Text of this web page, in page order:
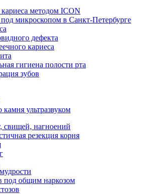
методом ICON
микроскопом в Санкт-Петербурге
дефекта
кариеса
гигиена полости рта
зубов
камня ультразвуком
свищей, нагноений
резекция корня
под общим наркозом